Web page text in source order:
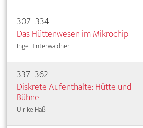
307–334
Das Hüttenwesen im Mikrochip
Inge Hinterwaldner
337–362
Diskrete Aufenthalte: Hütte und
Bühne
Ulrike Haß